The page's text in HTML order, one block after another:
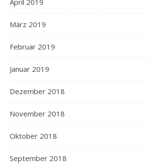
April 2019
März 2019
Februar 2019
Januar 2019
Dezember 2018
November 2018
Oktober 2018
September 2018